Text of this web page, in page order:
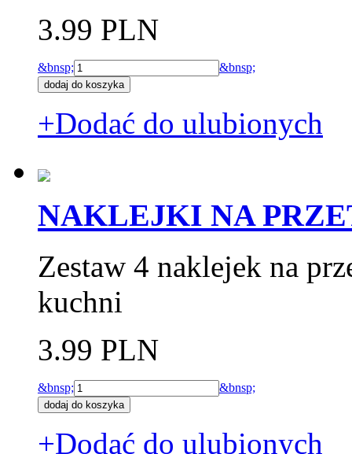
3.99 PLN
&bnsp; &bnsp;
+Dodać do ulubionych
NAKLEJKI NA
Zestaw 4 naklejek na
kuchni
3.99 PLN
&bnsp; &bnsp;
+Dodać do ulubionych